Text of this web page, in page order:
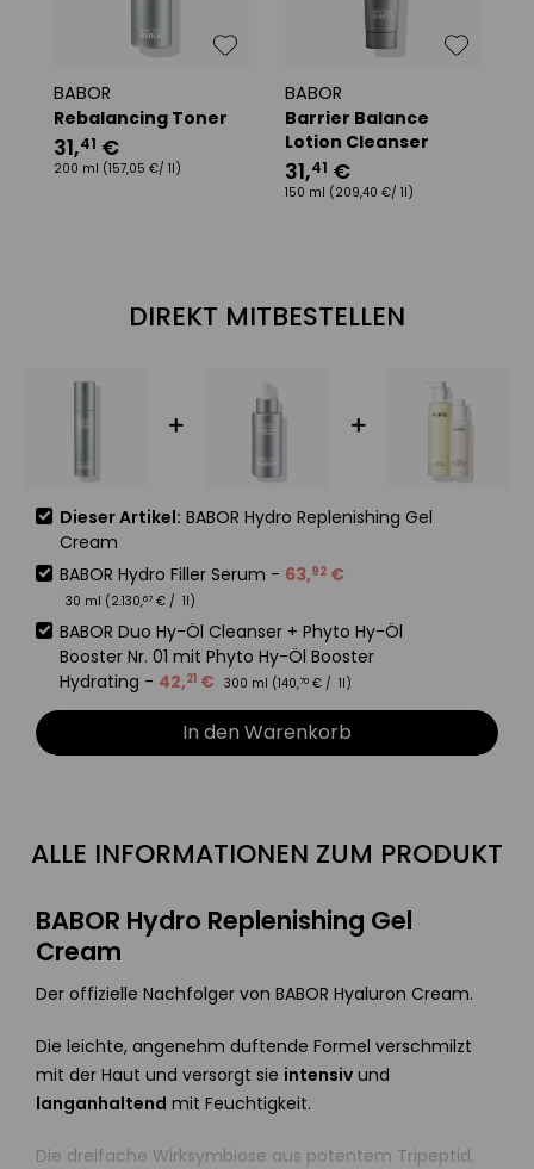
BABOR
Rebalancing Toner
31,41 €
200 ml (157,05 €/ 1l)
BABOR
Barrier Balance
Lotion Cleanser
31,41 €
150 ml (209,40 €/ 1l)
DIREKT MITBESTELLEN
Dieser Artikel: BABOR Hydro Replenishing Gel
Cream
BABOR Hydro Filler Serum - 63,92 €
30 ml (2.130,67 € / 1l)
BABOR Duo Hy-Öl Cleanser + Phyto Hy-Öl
Booster Nr. 01 mit Phyto Hy-Öl Booster
Hydrating - 42,21 € 300 ml (140,70 € / 1l)
In den Warenkorb
ALLE INFORMATIONEN ZUM PRODUKT
BABOR Hydro Replenishing Gel
Cream
Der offizielle Nachfolger von BABOR Hyaluron Cream.
Die leichte, angenehm duftende Formel verschmilzt
mit der Haut und versorgt sie intensiv und
langanhaltend mit Feuchtigkeit.
Die dreifache Wirksymbiose aus potentem Tripeptid,